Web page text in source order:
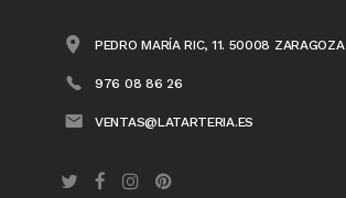
PEDRO MARÍA RIC, 11. 50008 ZARAGOZA
976 08 86 26
VENTAS@LATARTERIA.ES